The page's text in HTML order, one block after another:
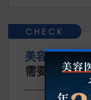
美容皮膚科
需要